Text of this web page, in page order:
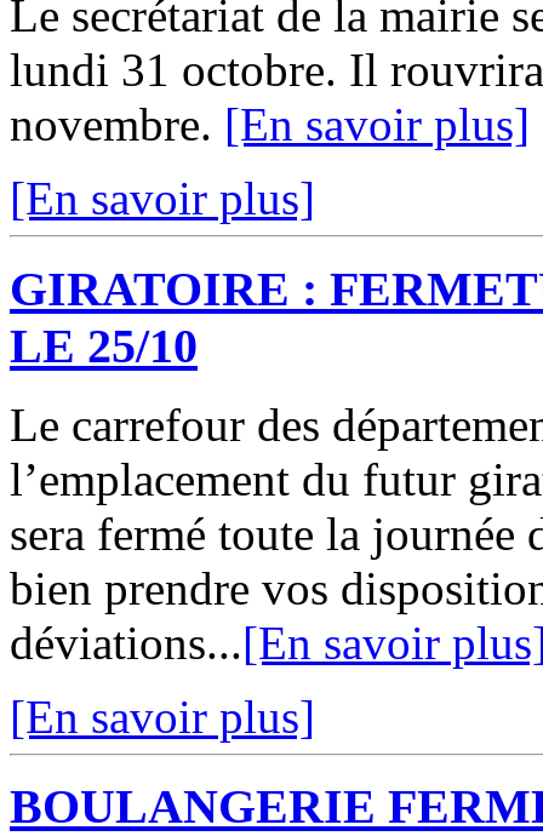
Le secrétariat de la mairie
lundi 31 octobre. Il
novembre. [En savoir plus]
[En savoir plus]
GIRATOIRE :
LE 25/10
Le carrefour des
l’emplacement du futur
sera fermé toute la
bien prendre vos
déviations...[En savoir
[En savoir plus]
BOULANGERIE